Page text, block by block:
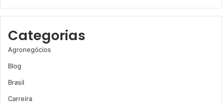
Categorias
Agronegócios
Blog
Brasil
Carreira